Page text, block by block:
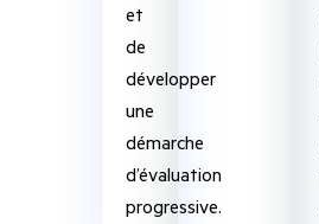
et
de
développer
une
démarche
d’évaluation
progressive.